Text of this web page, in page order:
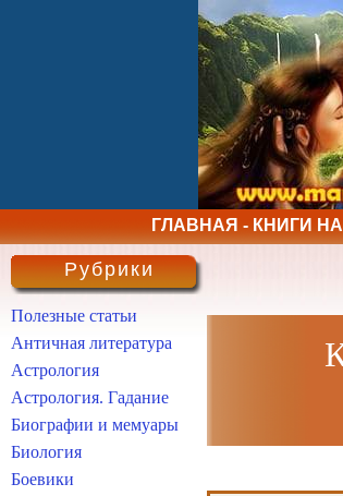
ГЛАВНАЯ - КНИГИ НА
Рубрики
Полезные статьи
Античная литература
Астрология
Астрология. Гадание
Биографии и мемуары
Биология
Боевики